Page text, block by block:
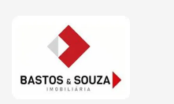
Página inicial